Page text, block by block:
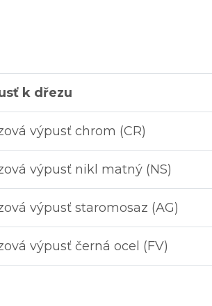
k dřezu
výpusť chrom (CR)
výpusť nikl matný (NS)
výpusť staromosaz (AG)
výpusť černá ocel (FV)